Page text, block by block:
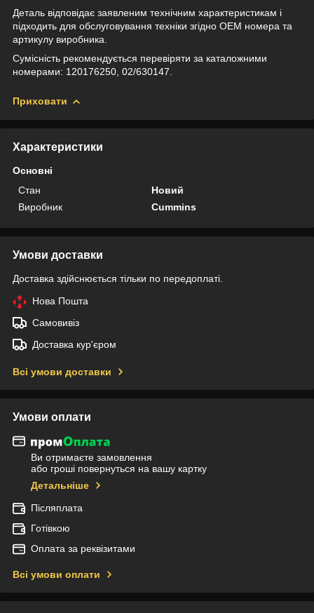
Деталь відповідає заявленим технічним характеристикам і
підходить для обслуговування техніки згідно OEM номера та
артикулу виробника.
Сумісність рекомендується перевіряти за каталожними
номерами: 120176250, 02/630147.
Приховати
Характеристики
Основні
Стан
Новий
Виробник
Cummins
Умови доставки
Доставка здійснюється тільки по передоплаті.
Нова Пошта
Самовивіз
Доставка кур'єром
Всі умови доставки
Умови оплати
Ви отримаєте замовлення
або гроші повернуться на вашу картку
Детальніше
Післяплата
Готівкою
Оплата за реквізитами
Всі умови оплати